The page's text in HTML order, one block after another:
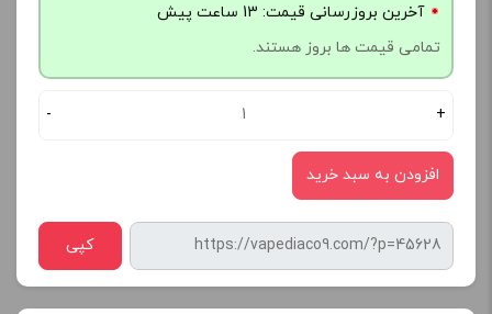
آخرین بروزرسانی قیمت: 13 ساعت پیش
تمامی قیمت ها بروز هستند.
- +
افزودن به سبد خرید
کپی